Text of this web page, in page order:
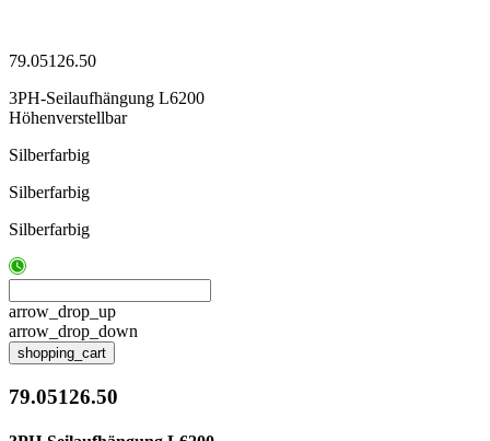
79.05126.50
3PH-Seilaufhängung L6200
Höhenverstellbar
Silberfarbig
Silberfarbig
Silberfarbig
arrow_drop_up
arrow_drop_down
shopping_cart
79.05126.50